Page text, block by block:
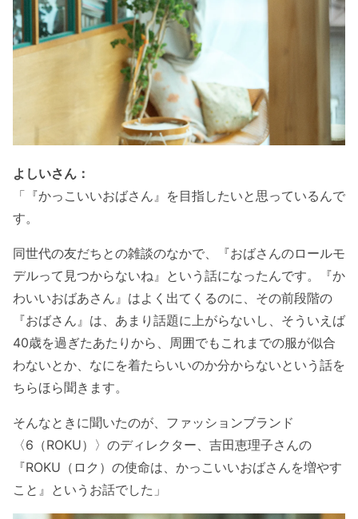
よしいさん：
「『かっこいいおばさん』を目指したいと思っているんで
す。
同世代の友だちとの雑談のなかで、『おばさんのロールモ
デルって見つからないね』という話になったんです。『か
わいいおばあさん』はよく出てくるのに、その前段階の
『おばさん』は、あまり話題に上がらないし、そういえば
40歳を過ぎたあたりから、周囲でもこれまでの服が似合
わないとか、なにを着たらいいのか分からないという話を
ちらほら聞きます。
そんなときに聞いたのが、ファッションブランド
〈6（ROKU）〉のディレクター、吉田恵理子さんの
『ROKU（ロク）の使命は、かっこいいおばさんを増やす
こと』というお話でした」